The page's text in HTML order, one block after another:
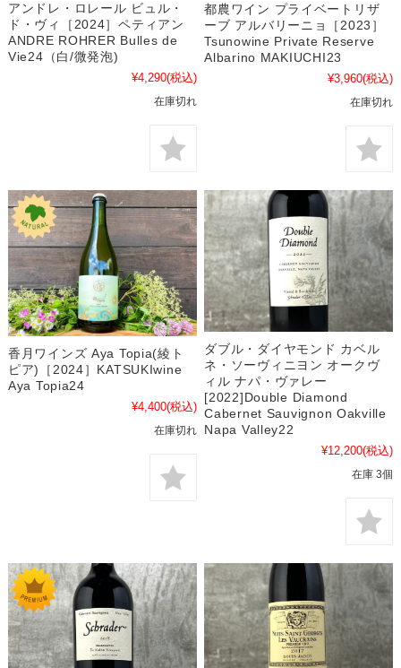
アンドレ・ロレール ビュル・
ド・ヴィ［2024］ペティアン
ANDRE ROHRER Bulles de
Vie24（白/微発泡)
¥4,290(税込)
在庫切れ
都農ワイン プライベートリザ
ーブ アルバリーニョ［2023］
Tsunowine Private Reserve
Albarino MAKIUCHI23
¥3,960(税込)
在庫切れ
香月ワインズ Aya Topia(綾ト
ピア)［2024］KATSUKIwine
Aya Topia24
¥4,400(税込)
在庫切れ
ダブル・ダイヤモンド カベル
ネ・ソーヴィニヨン オークヴ
ィル ナパ・ヴァレー
[2022]Double Diamond
Cabernet Sauvignon Oakville
Napa Valley22
¥12,200(税込)
在庫 3個